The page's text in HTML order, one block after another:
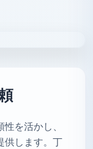
を活かし、
供します。丁